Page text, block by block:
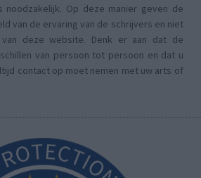
noodzakelijk. Op deze manier geven de
van de ervaring van de schrijvers en niet
deze website. Denk er aan dat de
van persoon tot persoon en dat u
contact op moet nemen met uw arts of